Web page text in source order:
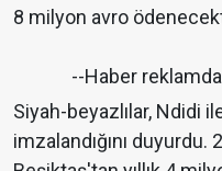
8 milyon avro
--Haber
Siyah-beyazlılar, Ndidi
imzalandığını duyurdu.